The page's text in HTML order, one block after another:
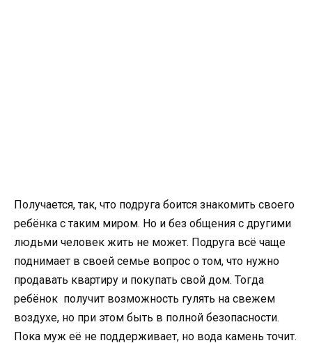
Получается, так, что подруга боится знакомить своего
ребёнка с таким миром. Но и без общения с другими
людьми человек жить не может. Подруга всё чаще
поднимает в своей семье вопрос о том, что нужно
продавать квартиру и покупать свой дом. Тогда
ребёнок получит возможность гулять на свежем
воздухе, но при этом быть в полной безопасности.
Пока муж её не поддерживает, но вода камень точит.